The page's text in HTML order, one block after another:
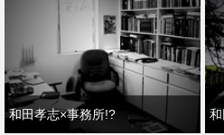
和田孝志×事務所!?